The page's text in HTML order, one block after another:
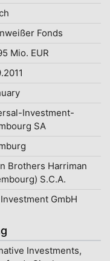
Fonds
Mio. EUR
Investment-
SA
Brothers Harriman
S.C.A.
GmbH
Investments,